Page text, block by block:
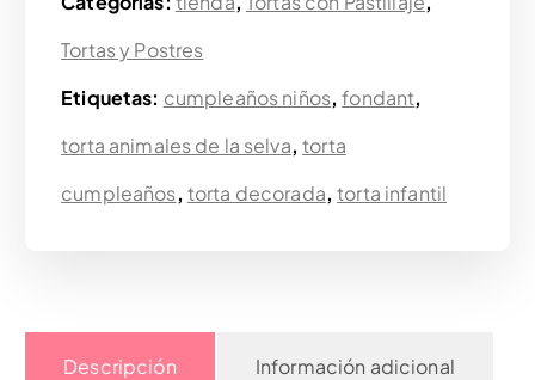
Tortas y Postres
Etiquetas: cumpleaños niños,fondant,
torta animales de la selva,torta
cumpleaños, torta decorada,torta infantil
Descripción Información adicional